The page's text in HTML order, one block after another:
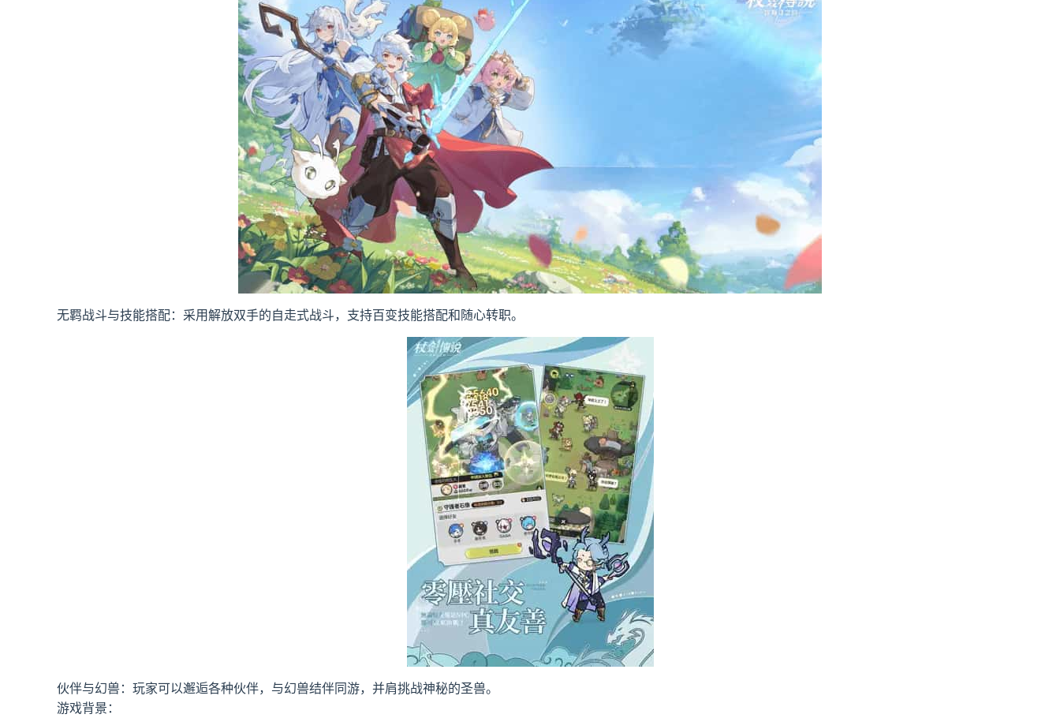
无羁战斗与技能搭配：采用解放双手的自走式战斗，支持百变技能搭配和随心转职。
伙伴与幻兽：玩家可以邂逅各种伙伴，与幻兽结伴同游，并肩挑战神秘的圣兽。
游戏背景：